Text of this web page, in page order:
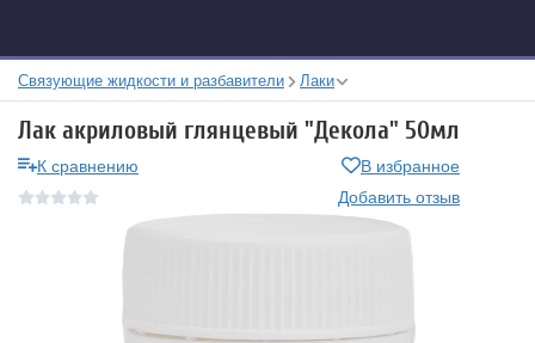
Связующие жидкости и разбавители Лаки
Лак акриловый глянцевый "Декола" 50мл
К сравнению
В избранное
Добавить отзыв